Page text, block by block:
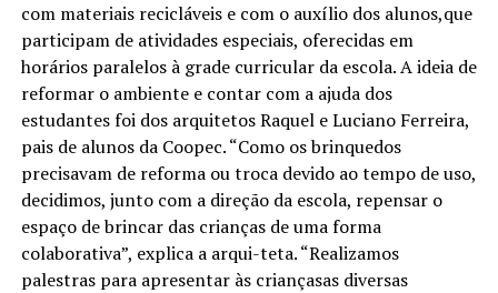
com materiais recicláveis e com o auxílio dos alunos,que
participam de atividades especiais, oferecidas em
horários paralelos à grade curricular da escola. A ideia de
reformar o ambiente e contar com a ajuda dos
estudantes foi dos arquitetos Raquel e Luciano Ferreira,
pais de alunos da Coopec. “Como os brinquedos
precisavam de reforma ou troca devido ao tempo de uso,
decidimos, junto com a direção da escola, repensar o
espaço de brincar das crianças de uma forma
colaborativa”, explica a arqui-teta. “Realizamos
palestras para apresentar às criançasas diversas